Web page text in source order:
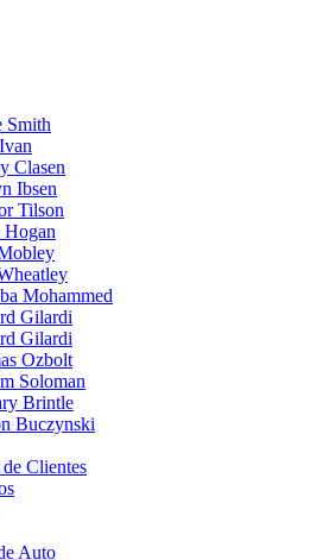
Smith
Clasen
Ibsen
Tilson
Hogan
Mohammed
Gilardi
Gilardi
Ozbolt
Soloman
Brintle
Buczynski
Clientes
Auto